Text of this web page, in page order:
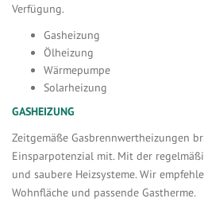
Verfügung.
Gasheizung
Ölheizung
Wärmepumpe
Solarheizung
GASHEIZUNG
Zeitgemäße Gasbrennwertheizungen
Einsparpotenzial mit. Mit der
und saubere Heizsysteme. Wir
Wohnfläche und passende Gastherme.